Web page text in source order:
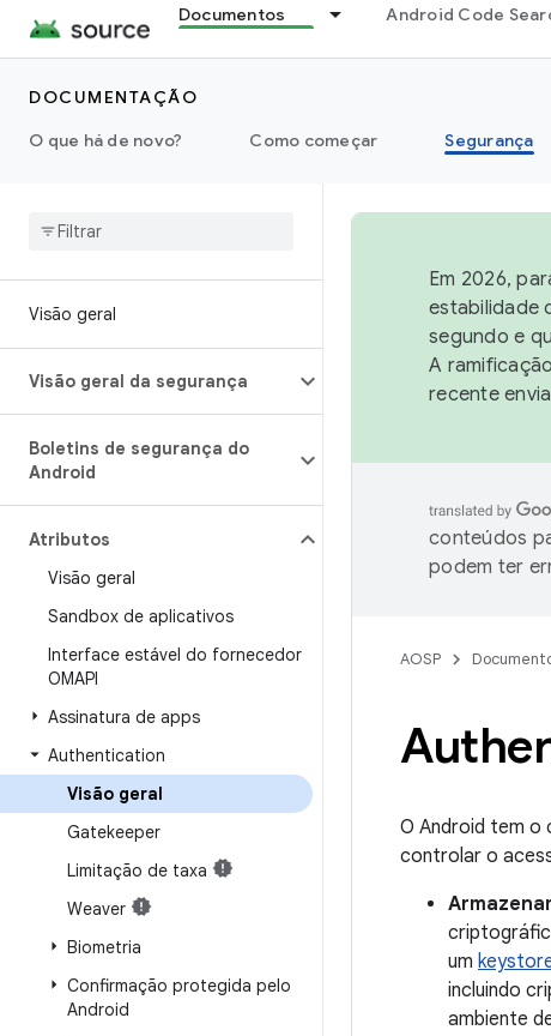
Documentos Android Code
DOCUMENTAÇÃO
O que há de novo?
Como começar Segurança
Visão geral
Visão geral da segurança
Boletins de segurança do
Android
Atributos
Visão geral
Sandbox de aplicativos
Interface estável do fornecedor
OMAPI
Assinatura de apps
Authentication
Visão geral
Gatekeeper
Limitação de taxa
Weaver
Biometria
Confirmação protegida pelo
Android
Em 2026,
estabilidade
segundo e
A
recente
conteúdos
podem ter
AOSP
O Android tem o
controlar o
um
incluindo
ambiente